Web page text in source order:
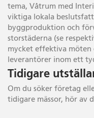
tema, Våtrum med
viktiga lokala
byggproduktion och
storstäderna (se
mycket effektiva
leverantörer inom ett
Tidigare
Om du söker företag
tidigare mässor, hör av